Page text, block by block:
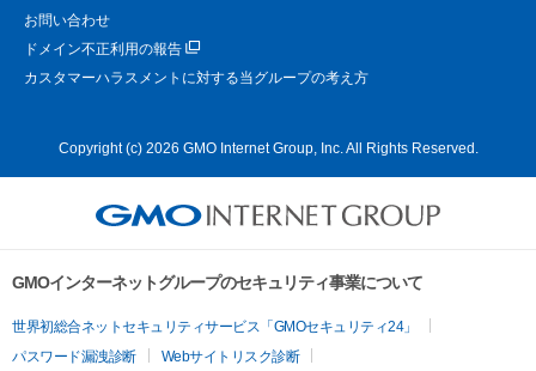
お問い合わせ
ドメイン不正利用の報告
カスタマーハラスメントに対する当グループの考え方
Copyright (c) 2026 GMO Internet Group, Inc. All Rights Reserved.
GMOインターネットグループのセキュリティ事業について
世界初総合ネットセキュリティサービス「GMOセキュリティ24」
パスワード漏洩診断
Webサイトリスク診断